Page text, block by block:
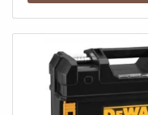
intégrés.Données
watts: 4.5 W,
Température de
protection: II, Code
montage: Applique,
cm, Hauteur: 6.5 cm,